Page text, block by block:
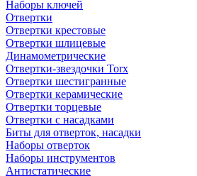
Наборы ключей
Отвертки
Отвертки крестовые
Отвертки шлицевые
Динамометрические
Отвертки-звездочки Torx
Отвертки шестигранные
Отвертки керамические
Отвертки торцевые
Отвертки с насадками
Биты для отверток, насадки
Наборы отверток
Наборы инструментов
Антистатические